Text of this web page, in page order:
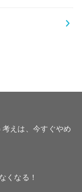
考えは、今すぐやめ
くなる！